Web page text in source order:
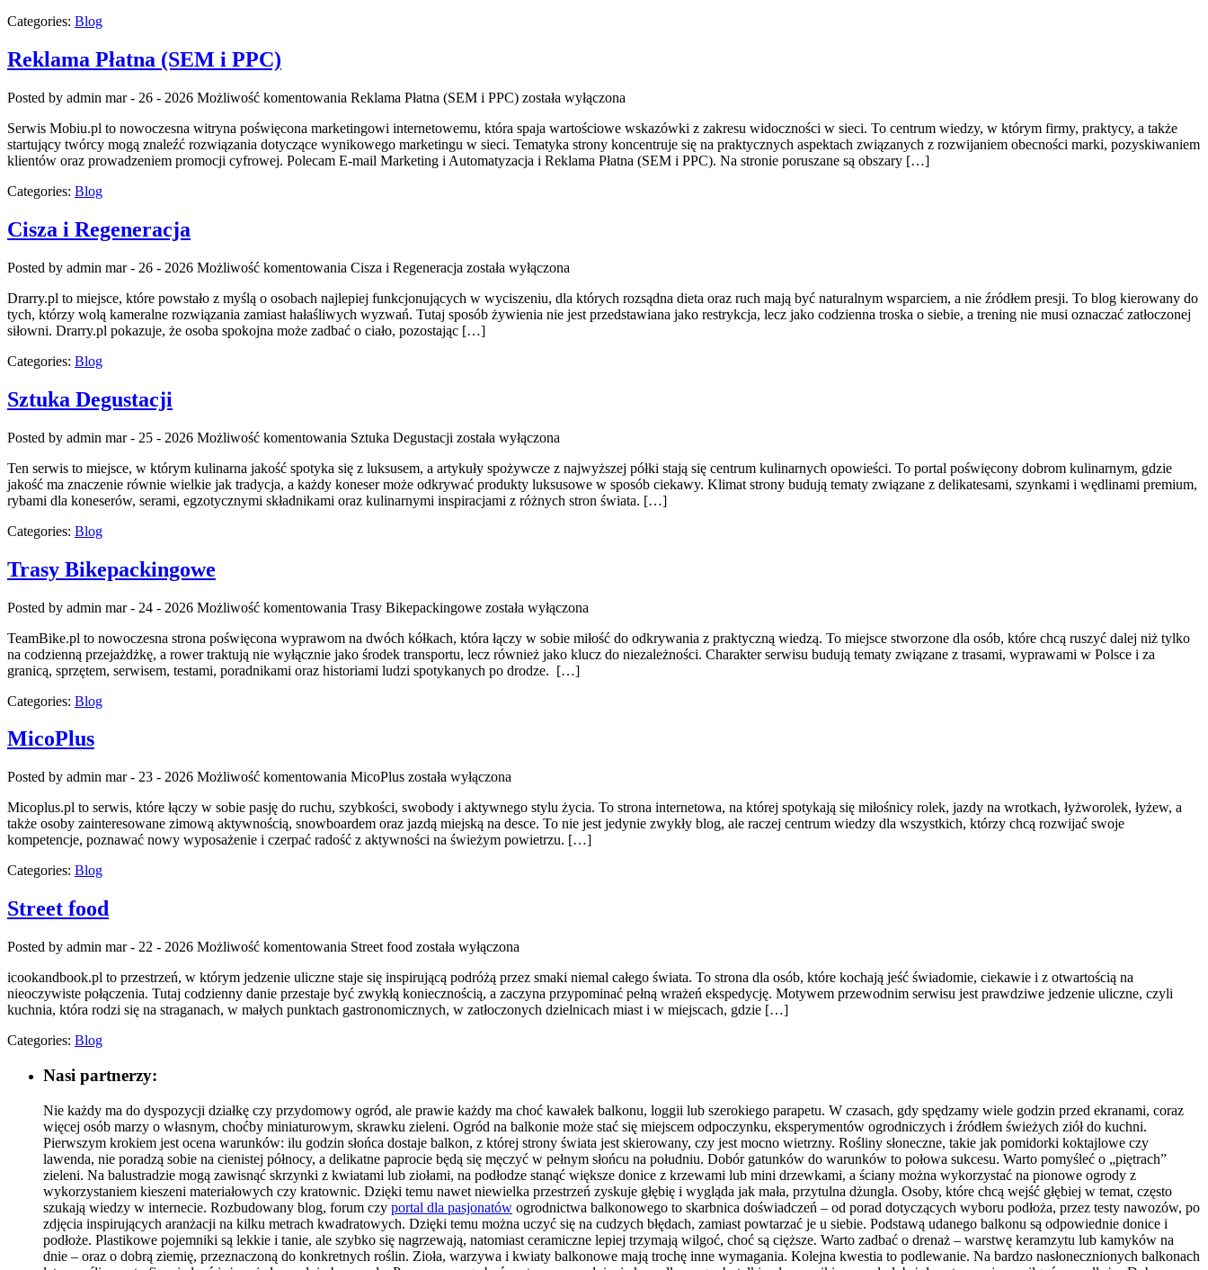
Categories: Blog
Reklama Płatna (SEM i PPC)
Posted by admin mar - 26 - 2026 Możliwość komentowania Reklama Płatna (SEM i PPC) została wyłączona
Serwis Mobiu.pl to nowoczesna witryna poświęcona marketingowi internetowemu, która spaja wartościowe wskazówki z zakresu widoczności w sieci. To centrum wiedzy, w którym firmy, praktycy, a także
startujący twórcy mogą znaleźć rozwiązania dotyczące wynikowego marketingu w sieci. Tematyka strony koncentruje się na praktycznych aspektach związanych z rozwijaniem obecności marki, pozyskiwaniem
klientów oraz prowadzeniem promocji cyfrowej. Polecam E-mail Marketing i Automatyzacja i Reklama Płatna (SEM i PPC). Na stronie poruszane są obszary […]
Categories: Blog
Cisza i Regeneracja
Posted by admin mar - 26 - 2026 Możliwość komentowania Cisza i Regeneracja została wyłączona
Drarry.pl to miejsce, które powstało z myślą o osobach najlepiej funkcjonujących w wyciszeniu, dla których rozsądna dieta oraz ruch mają być naturalnym wsparciem, a nie źródłem presji. To blog kierowany do
tych, którzy wolą kameralne rozwiązania zamiast hałaśliwych wyzwań. Tutaj sposób żywienia nie jest przedstawiana jako restrykcja, lecz jako codzienna troska o siebie, a trening nie musi oznaczać zatłoczonej
siłowni. Drarry.pl pokazuje, że osoba spokojna może zadbać o ciało, pozostając […]
Categories: Blog
Sztuka Degustacji
Posted by admin mar - 25 - 2026 Możliwość komentowania Sztuka Degustacji została wyłączona
Ten serwis to miejsce, w którym kulinarna jakość spotyka się z luksusem, a artykuły spożywcze z najwyższej półki stają się centrum kulinarnych opowieści. To portal poświęcony dobrom kulinarnym, gdzie
jakość ma znaczenie równie wielkie jak tradycja, a każdy koneser może odkrywać produkty luksusowe w sposób ciekawy. Klimat strony budują tematy związane z delikatesami, szynkami i wędlinami premium,
rybami dla koneserów, serami, egzotycznymi składnikami oraz kulinarnymi inspiracjami z różnych stron świata. […]
Categories: Blog
Trasy Bikepackingowe
Posted by admin mar - 24 - 2026 Możliwość komentowania Trasy Bikepackingowe została wyłączona
TeamBike.pl to nowoczesna strona poświęcona wyprawom na dwóch kółkach, która łączy w sobie miłość do odkrywania z praktyczną wiedzą. To miejsce stworzone dla osób, które chcą ruszyć dalej niż tylko
na codzienną przejażdżkę, a rower traktują nie wyłącznie jako środek transportu, lecz również jako klucz do niezależności. Charakter serwisu budują tematy związane z trasami, wyprawami w Polsce i za
granicą, sprzętem, serwisem, testami, poradnikami oraz historiami ludzi spotykanych po drodze. […]
Categories: Blog
MicoPlus
Posted by admin mar - 23 - 2026 Możliwość komentowania MicoPlus została wyłączona
Micoplus.pl to serwis, które łączy w sobie pasję do ruchu, szybkości, swobody i aktywnego stylu życia. To strona internetowa, na której spotykają się miłośnicy rolek, jazdy na wrotkach, łyżworolek, łyżew, a
także osoby zainteresowane zimową aktywnością, snowboardem oraz jazdą miejską na desce. To nie jest jedynie zwykły blog, ale raczej centrum wiedzy dla wszystkich, którzy chcą rozwijać swoje
kompetencje, poznawać nowy wyposażenie i czerpać radość z aktywności na świeżym powietrzu. […]
Categories: Blog
Street food
Posted by admin mar - 22 - 2026 Możliwość komentowania Street food została wyłączona
icookandbook.pl to przestrzeń, w którym jedzenie uliczne staje się inspirującą podróżą przez smaki niemal całego świata. To strona dla osób, które kochają jeść świadomie, ciekawie i z otwartością na
nieoczywiste połączenia. Tutaj codzienny danie przestaje być zwykłą koniecznością, a zaczyna przypominać pełną wrażeń ekspedycję. Motywem przewodnim serwisu jest prawdziwe jedzenie uliczne, czyli
kuchnia, która rodzi się na straganach, w małych punktach gastronomicznych, w zatłoczonych dzielnicach miast i w miejscach, gdzie […]
Categories: Blog
Nasi partnerzy:
Nie każdy ma do dyspozycji działkę czy przydomowy ogród, ale prawie każdy ma choć kawałek balkonu, loggii lub szerokiego parapetu. W czasach, gdy spędzamy wiele godzin przed ekranami, coraz
więcej osób marzy o własnym, choćby miniaturowym, skrawku zieleni. Ogród na balkonie może stać się miejscem odpoczynku, eksperymentów ogrodniczych i źródłem świeżych ziół do kuchni.
Pierwszym krokiem jest ocena warunków: ilu godzin słońca dostaje balkon, z której strony świata jest skierowany, czy jest mocno wietrzny. Rośliny słoneczne, takie jak pomidorki koktajlowe czy
lawenda, nie poradzą sobie na cienistej północy, a delikatne paprocie będą się męczyć w pełnym słońcu na południu. Dobór gatunków do warunków to połowa sukcesu. Warto pomyśleć o „piętrach”
zieleni. Na balustradzie mogą zawisnąć skrzynki z kwiatami lub ziołami, na podłodze stanąć większe donice z krzewami lub mini drzewkami, a ściany można wykorzystać na pionowe ogrody z
wykorzystaniem kieszeni materiałowych czy kratownic. Dzięki temu nawet niewielka przestrzeń zyskuje głębię i wygląda jak mała, przytulna dżungla. Osoby, które chcą wejść głębiej w temat, często
szukają wiedzy w internecie. Rozbudowany blog, forum czy portal dla pasjonatów ogrodnictwa balkonowego to skarbnica doświadczeń – od porad dotyczących wyboru podłoża, przez testy nawozów, po
zdjęcia inspirujących aranżacji na kilku metrach kwadratowych. Dzięki temu można uczyć się na cudzych błędach, zamiast powtarzać je u siebie. Podstawą udanego balkonu są odpowiednie donice i
podłoże. Plastikowe pojemniki są lekkie i tanie, ale szybko się nagrzewają, natomiast ceramiczne lepiej trzymają wilgoć, choć są cięższe. Warto zadbać o drenaż – warstwę keramzytu lub kamyków na
dnie – oraz o dobrą ziemię, przeznaczoną do konkretnych roślin. Zioła, warzywa i kwiaty balkonowe mają trochę inne wymagania. Kolejna kwestia to podlewanie. Na bardzo nasłonecznionych balkonach